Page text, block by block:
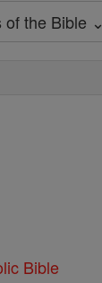
of the Bible ⌄
Bible